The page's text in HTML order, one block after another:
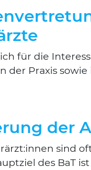
für die
der Pra­xis
der
sind
des BaT